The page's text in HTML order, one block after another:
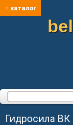
≡ каталог
bel
Гидросила ВК